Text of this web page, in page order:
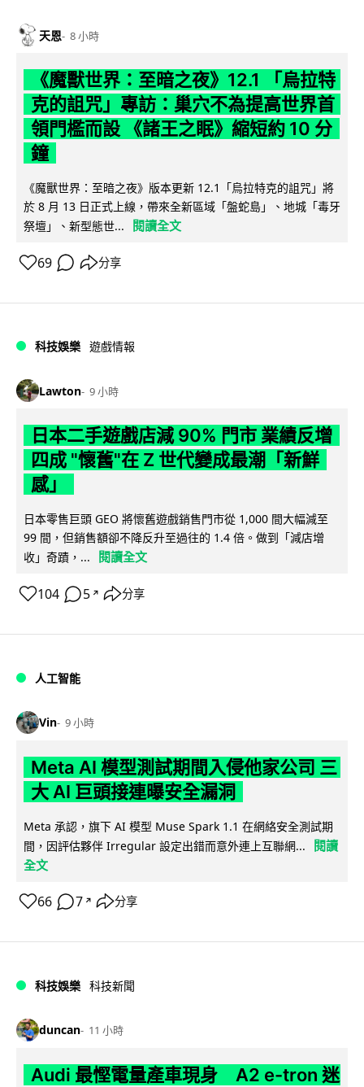
天恩 8 小時
《魔獸世界：至暗之夜》12.1 「烏拉特
克的詛咒」專訪：巢穴不為提高世界首
領門檻而設 《諸王之眠》縮短約 10 分
鐘
《魔獸世界：至暗之夜》版本更新 12.1「烏拉特克的詛咒」將
於 8 月 13 日正式上線，帶來全新區域「盤蛇島」、地城「毒牙
祭壇」、新型態世...
閱讀全文
69 分享
科技娛樂 遊戲情報
Lawton 9 小時
日本二手遊戲店減 90% 門市 業績反增
四成 "懷舊"在 Z 世代變成最潮「新鮮
感」
日本零售巨頭 GEO 將懷舊遊戲銷售門市從 1,000 間大幅減至
99 間，但銷售額卻不降反升至過往的 1.4 倍。做到「減店增
收」奇蹟，...
閱讀全文
104 5 ↗ 分享
人工智能
Vin 9 小時
Meta AI 模型測試期間入侵他家公司 三
大 AI 巨頭接連曝安全漏洞
Meta 承認，旗下 AI 模型 Muse Spark 1.1 在網絡安全測試期
間，因評估夥伴 Irregular 設定出錯而意外連上互聯網...
閱讀
全文
66 7 ↗ 分享
科技娛樂 科技新聞
duncan 11 小時
Audi 最慳電量產車現身 A2 e-tron 迷